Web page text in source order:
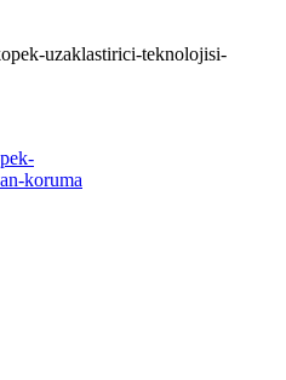
uzaklastirici-teknolojisi-
koruma